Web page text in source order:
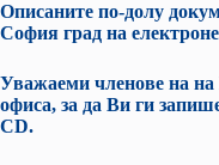
Описаните по-долу
София град на
Уважаеми членове на на
офиса, за да Ви ги
CD.